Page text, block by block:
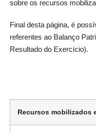
sobre os recursos
Final desta página, é
referentes ao Balanço
Resultado do Exercício).
Recursos mobilizados